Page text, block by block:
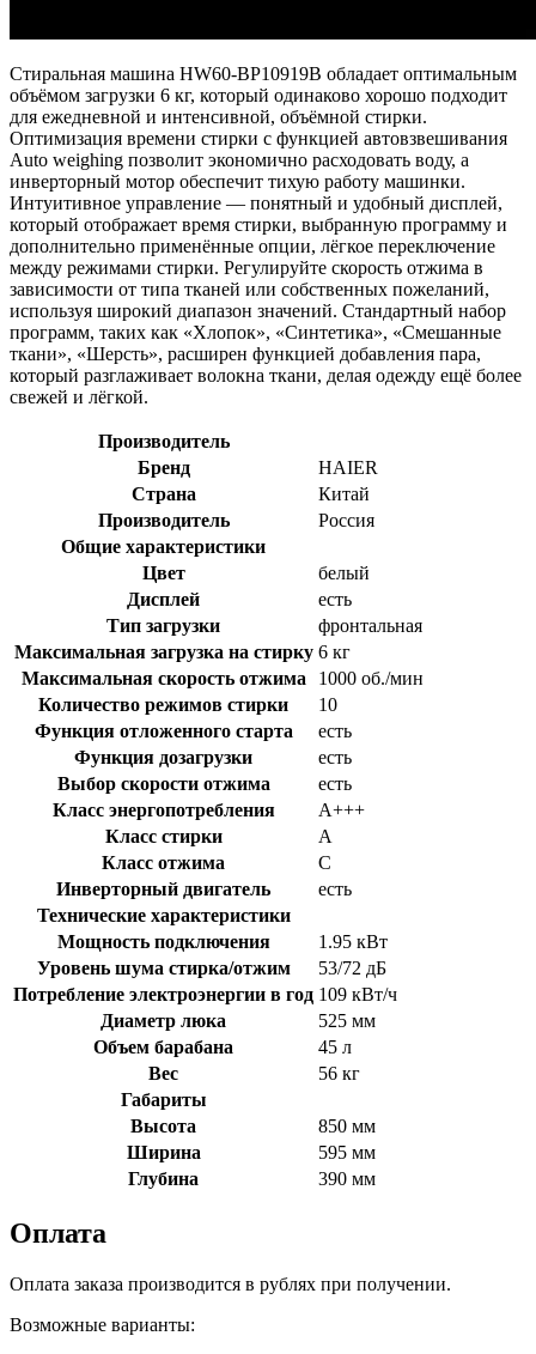
Стиральная машина HW60-BP10919B обладает оптимальным
объёмом загрузки 6 кг, который одинаково хорошо подходит
для ежедневной и интенсивной, объёмной стирки.
Оптимизация времени стирки с функцией автовзвешивания
Auto weighing позволит экономично расходовать воду, а
инверторный мотор обеспечит тихую работу машинки.
Интуитивное управление — понятный и удобный дисплей,
который отображает время стирки, выбранную программу и
дополнительно применённые опции, лёгкое переключение
между режимами стирки. Регулируйте скорость отжима в
зависимости от типа тканей или собственных пожеланий,
используя широкий диапазон значений. Стандартный набор
программ, таких как «Хлопок», «Синтетика», «Смешанные
ткани», «Шерсть», расширен функцией добавления пара,
который разглаживает волокна ткани, делая одежду ещё более
свежей и лёгкой.
Производитель
Бренд
HAIER
Страна
Китай
Производитель
Россия
Общие характеристики
Цвет
белый
Дисплей
есть
Тип загрузки
фронтальная
Максимальная загрузка на стирку 6 кг
Максимальная скорость отжима
1000 об./мин
Количество режимов стирки
10
Функция отложенного старта
есть
Функция дозагрузки
есть
Выбор скорости отжима
есть
Класс энергопотребления
A+++
Класс стирки
A
Класс отжима
C
Инверторный двигатель
есть
Технические характеристики
Мощность подключения
1.95 кВт
Уровень шума стирка/отжим
53/72 дБ
Потребление электроэнергии в год 109 кВт/ч
Диаметр люка
525 мм
Объем барабана
45 л
Вес
56 кг
Габариты
Высота
850 мм
Ширина
595 мм
Глубина
390 мм
Оплата
Оплата заказа производится в рублях при получении.
Возможные варианты: